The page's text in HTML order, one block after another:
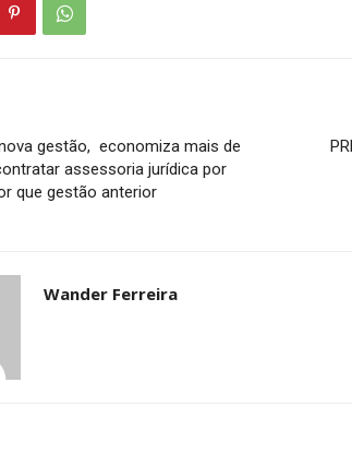
gestão, economiza mais de
assessoria jurídica por
que gestão anterior
Wander Ferreira